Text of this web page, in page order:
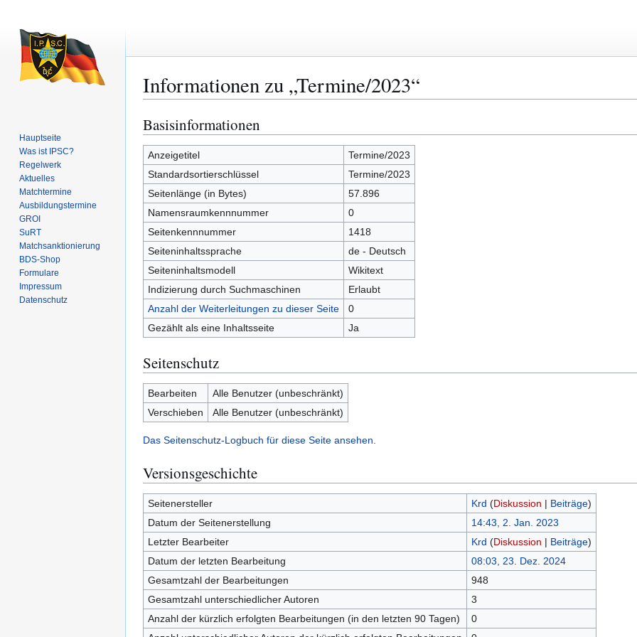
Informationen zu „Termine/2023“
Zur
Navigation
springen
Zur
Suche
springen
Basisinformationen
Anzeigetitel
Termine/2023
Standardsortierschlüssel
Termine/2023
Seitenlänge (in Bytes)
57.896
Namensraumkennnummer
0
Seitenkennnummer
1418
Seiteninhaltssprache
de - Deutsch
Seiteninhaltsmodell
Wikitext
Indizierung durch Suchmaschinen
Erlaubt
Anzahl der Weiterleitungen zu dieser Seite
0
Gezählt als eine Inhaltsseite
Ja
Seitenschutz
Bearbeiten
Alle Benutzer (unbeschränkt)
Verschieben
Alle Benutzer (unbeschränkt)
Das Seitenschutz-Logbuch für diese Seite ansehen.
Versionsgeschichte
Seitenersteller Krd (Diskussion | Beiträge)
Datum der Seitenerstellung
14:43, 2. Jan. 2023
Letzter Bearbeiter
Krd (Diskussion | Beiträge)
Datum der letzten Bearbeitung
08:03, 23. Dez. 2024
Gesamtzahl der Bearbeitungen
948
Gesamtzahl unterschiedlicher Autoren
3
Anzahl der kürzlich erfolgten Bearbeitungen (in den letzten 90 Tagen)
0
Hauptseite
Was ist IPSC?
Regelwerk
Aktuelles
Matchtermine
Ausbildungs­termine
GROI
SuRT
Match­sanktionierung
BDS-Shop
Formulare
Impressum
Datenschutz